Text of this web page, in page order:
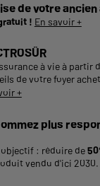
de votre
! En savoir +
à vie à partir
de votre foyer
+
plus
: réduire de
vendu d'ici 2030.